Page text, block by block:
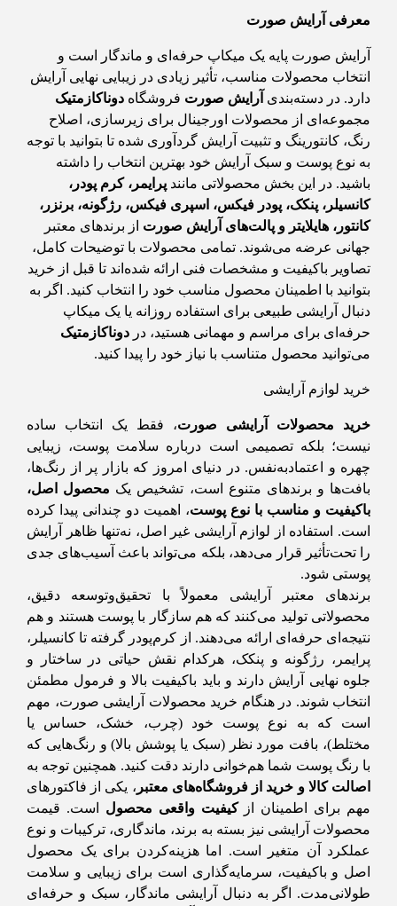
معرفی آرایش صورت
آرایش صورت پایه یک میکاپ حرفه‌ای و ماندگار است و
انتخاب محصولات مناسب، تأثیر زیادی در زیبایی نهایی آرایش
دارد. در دسته‌بندی آرایش صورت فروشگاه دوناکازمتیک
مجموعه‌ای از محصولات اورجینال برای زیرسازی، اصلاح
رنگ، کانتورینگ و تثبیت آرایش گردآوری شده تا بتوانید با توجه
به نوع پوست و سبک آرایش خود بهترین انتخاب را داشته
باشید. در این بخش محصولاتی مانند پرایمر، کرم پودر،
کانسیلر، پنکک، پودر فیکس، اسپری فیکس، رژگونه، برنزر،
کانتور، هایلایتر و پالت‌های آرایش صورت از برندهای معتبر
جهانی عرضه می‌شوند. تمامی محصولات با توضیحات کامل،
تصاویر باکیفیت و مشخصات فنی ارائه شده‌اند تا قبل از خرید
بتوانید با اطمینان محصول مناسب خود را انتخاب کنید. اگر به
دنبال آرایشی طبیعی برای استفاده روزانه یا یک میکاپ
حرفه‌ای برای مراسم و مهمانی هستید، در دوناکازمتیک
می‌توانید محصول متناسب با نیاز خود را پیدا کنید.
خرید لوازم آرایشی
خرید محصولات آرایشی صورت، فقط یک انتخاب ساده
نیست؛ بلکه تصمیمی است درباره سلامت پوست، زیبایی
چهره و اعتمادبه‌نفس. در دنیای امروز که بازار پر از رنگ‌ها،
بافت‌ها و برندهای متنوع است، تشخیص یک محصول اصل،
باکیفیت و مناسب با نوع پوست، اهمیت دو چندانی پیدا کرده
است. استفاده از لوازم آرایشی غیر اصل، نه‌تنها ظاهر آرایش
را تحت‌تأثیر قرار می‌دهد، بلکه می‌تواند باعث آسیب‌های جدی
پوستی شود.
برندهای معتبر آرایشی معمولاً با تحقیق‌وتوسعه دقیق،
محصولاتی تولید می‌کنند که هم سازگار با پوست هستند و هم
نتیجه‌ای حرفه‌ای ارائه می‌دهند. از کرم‌پودر گرفته تا کانسیلر،
پرایمر، رژگونه و پنکک، هرکدام نقش حیاتی در ساختار و
جلوه نهایی آرایش دارند و باید باکیفیت بالا و فرمول مطمئن
انتخاب شوند. در هنگام خرید محصولات آرایشی صورت، مهم
است که به نوع پوست خود (چرب، خشک، حساس یا
مختلط)، بافت مورد نظر (سبک یا پوشش بالا) و رنگ‌هایی که
با رنگ پوست شما هم‌خوانی دارند دقت کنید. همچنین توجه به
اصالت کالا و خرید از فروشگاه‌های معتبر ، یکی از فاکتورهای
مهم برای اطمینان از کیفیت واقعی محصول است. قیمت
محصولات آرایشی نیز بسته به برند، ماندگاری، ترکیبات و نوع
عملکرد آن متغیر است. اما هزینه‌کردن برای یک محصول
اصل و باکیفیت، سرمایه‌گذاری است برای زیبایی و سلامت
طولانی‌مدت. اگر به دنبال آرایشی ماندگار، سبک و حرفه‌ای